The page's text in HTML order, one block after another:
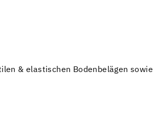
& elastischen Bodenbelägen sowie